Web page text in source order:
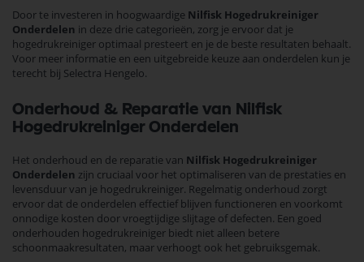
Door te investeren in hoogwaardige Nilfisk Hogedrukreiniger
Onderdelen in deze drie categorieën, zorg je ervoor dat je
hogedrukreiniger optimaal presteert en je de beste resultaten behaalt.
Voor meer informatie en een uitgebreide keuze aan onderdelen kun je
terecht bij Selectra Hengelo.
Onderhoud & Reparatie van Nilfisk
Hogedrukreiniger Onderdelen
Het onderhoud en de reparatie van Nilfisk Hogedrukreiniger
Onderdelen zijn cruciaal voor het optimaliseren van de prestaties en
levensduur van je hogedrukreiniger. Regelmatig onderhoud zorgt
ervoor dat de onderdelen effectief blijven functioneren en voorkomt
onnodige kosten door vroegtijdige slijtage of defecten. Een goed
onderhouden hogedrukreiniger biedt niet alleen betere
schoonmaakresultaten, maar verhoogt ook het gebruiksgemak.